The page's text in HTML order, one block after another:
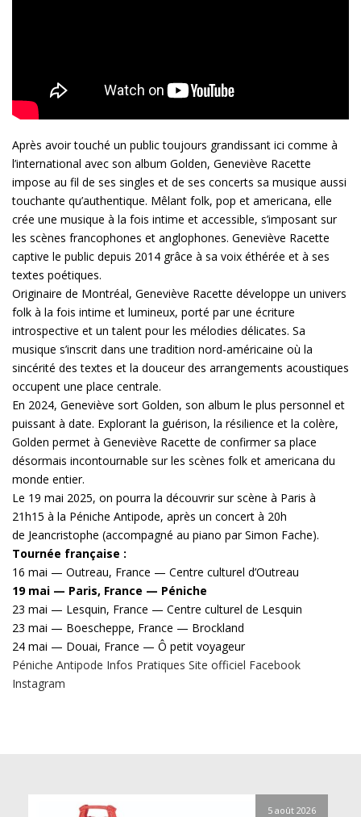
Après avoir touché un public toujours grandissant ici comme à
l’international avec son album Golden, Geneviève Racette
impose au fil de ses singles et de ses concerts sa musique aussi
touchante qu’authentique. Mêlant folk, pop et americana, elle
crée une musique à la fois intime et accessible, s’imposant sur
les scènes francophones et anglophones. Geneviève Racette
captive le public depuis 2014 grâce à sa voix éthérée et à ses
textes poétiques.
Originaire de Montréal, Geneviève Racette développe un univers
folk à la fois intime et lumineux, porté par une écriture
introspective et un talent pour les mélodies délicates. Sa
musique s’inscrit dans une tradition nord-américaine où la
sincérité des textes et la douceur des arrangements acoustiques
occupent une place centrale.
En 2024, Geneviève sort Golden, son album le plus personnel et
puissant à date. Explorant la guérison, la résilience et la colère,
Golden permet à Geneviève Racette de confirmer sa place
désormais incontournable sur les scènes folk et americana du
monde entier.
Le 19 mai 2025, on pourra la découvrir sur scène à Paris à
21h15 à la Péniche Antipode, après un concert à 20h
de Jeancristophe (accompagné au piano par Simon Fache).
Tournée française :
16 mai — Outreau, France — Centre culturel d’Outreau
19 mai — Paris, France — Péniche
23 mai — Lesquin, France — Centre culturel de Lesquin
23 mai — Boescheppe, France — Brockland
24 mai — Douai, France — Ô petit voyageur
Péniche Antipode Infos Pratiques Site officiel Facebook
Instagram
5 août 2026